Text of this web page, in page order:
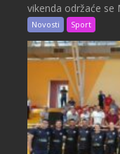
vikenda održaće se
Novosti Sport